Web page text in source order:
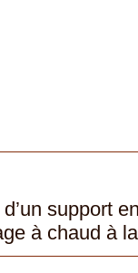
support
à chaud à